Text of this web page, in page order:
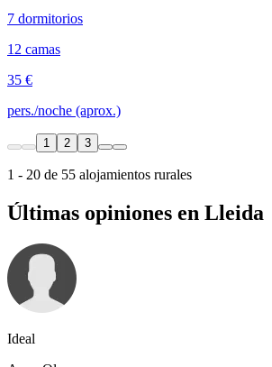
7 dormitorios
12 camas
35 €
pers./noche (aprox.)
1 2 3
1 - 20 de 55 alojamientos rurales
Últimas opiniones en Lleida
Ideal